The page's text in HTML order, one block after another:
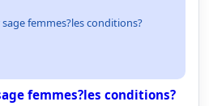
femmes?les conditions?
femmes?les conditions?